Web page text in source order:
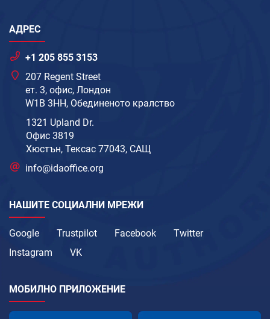
АДРЕС
+1 205 855 3153
207 Regent Street
ет. 3, офис, Лондон
W1B 3HH, Обединеното кралство
1321 Upland Dr.
Офис 3819
Хюстън, Тексас 77043, САЩ
info@idaoffice.org
НАШИТЕ СОЦИАЛНИ МРЕЖИ
Google Trustpilot Facebook
Twitter
Instagram
VK
МОБИЛНО ПРИЛОЖЕНИЕ